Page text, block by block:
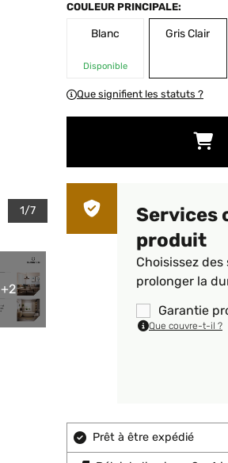
1/7
+2
COULEUR PRINCIPALE:
Blanc
Disponible
Gris Clair
Que signifient les statuts ?
Services
produit
Choisissez
prolonger la
Garantie
Que couvre-t-il ?
Prêt à être expédié